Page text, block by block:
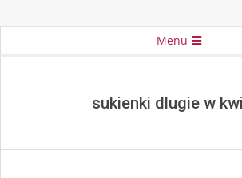
Menu
sukienki dlugie w